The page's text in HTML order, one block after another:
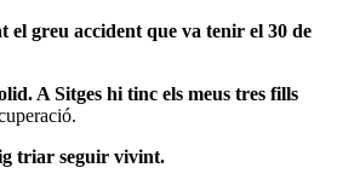
greu accident que va tenir el 30 de
A Sitges hi tinc els meus tres fills
triar seguir vivint.